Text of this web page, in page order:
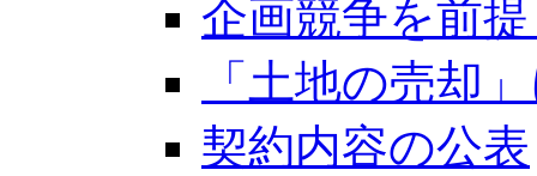
企画競争を前
「土地の売却
契約内容の公表